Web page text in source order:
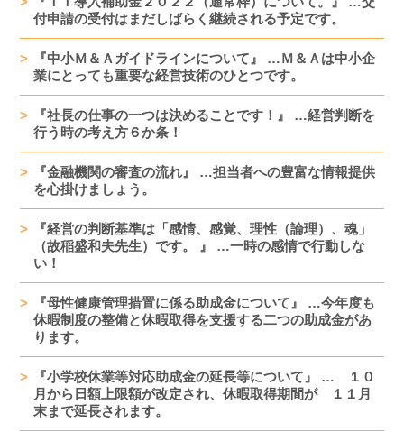
付申請の受付はまだしばらく継続される予定です。
『中小Ｍ＆Ａガイドラインについて』 …Ｍ＆Ａは中小企
業にとっても重要な経営技術のひとつです。
『社長の仕事の一つは決めることです！』 …経営判断を
行う時の考え方６か条！
『金融機関の審査の流れ』 …担当者への豊富な情報提供
を心掛けましょう。
『経営の判断基準は「感情、感覚、理性（論理）、魂」
（故稲盛和夫先生）です。 』 …一時の感情で行動しな
い！
『母性健康管理措置に係る助成金について』 …今年度も
休暇制度の整備と休暇取得を支援する二つの助成金があ
ります。
『小学校休業等対応助成金の延長等について』 … １０
月から日額上限額が改定され、休暇取得期間が １１月
末まで延長されます。